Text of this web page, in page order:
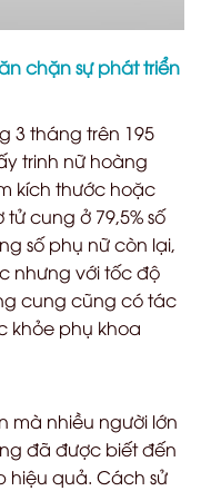
chặn sự phát triển
3 tháng trên 195
trinh nữ hoàng
kích thước hoặc
cung ở 79,5% số
số phụ nữ còn lại,
nhưng với tốc độ
cung cũng có tác
khỏe phụ khoa
mà nhiều người lớn
đã được biết đến
hiệu quả. Cách sử